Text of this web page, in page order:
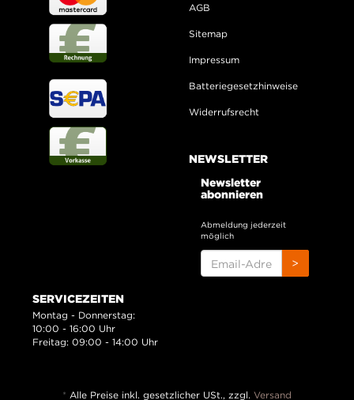
AGB
Sitemap
Impressum
Batteriegesetzhinweise
Widerrufsrecht
NEWSLETTER
Newsletter
abonnieren
Abmeldung jederzeit
möglich
ADRESSE
>
SERVICEZEITEN
Montag - Donnerstag:
10:00 - 16:00 Uhr
Freitag: 09:00 - 14:00 Uhr
* Alle Preise inkl. gesetzlicher USt., zzgl. Versand